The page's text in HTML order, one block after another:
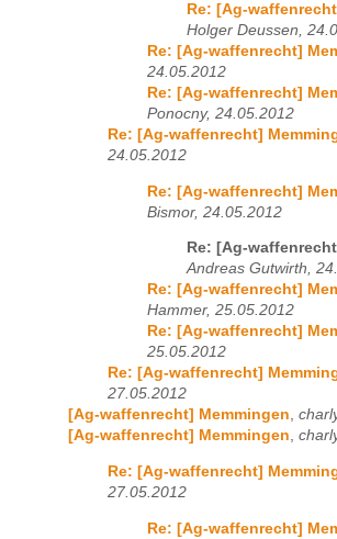
Re: [Ag-
Holger Deussen,
Re: [Ag-waffenrecht]
24.05.2012
Re: [Ag-waffenrecht]
Ponocny, 24.05.2012
Re: [Ag-waffenrecht]
24.05.2012
Re: [Ag-waffenrecht]
Bismor, 24.05.2012
Re: [Ag-
Andreas Gutwirth,
Re: [Ag-waffenrecht]
Hammer, 25.05.2012
Re: [Ag-waffenrecht]
25.05.2012
Re: [Ag-waffenrecht]
27.05.2012
[Ag-waffenrecht] Memmingen,
[Ag-waffenrecht] Memmingen,
Re: [Ag-waffenrecht]
27.05.2012
Re: [Ag-waffenrecht]